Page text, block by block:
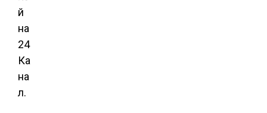
й
на
24
Ка
на
л.